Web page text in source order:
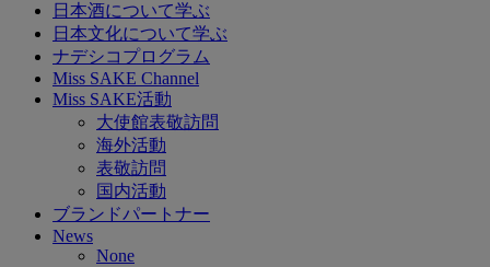
日本酒について学ぶ
日本文化について学ぶ
ナデシコプログラム
Miss SAKE Channel
Miss SAKE活動
大使館表敬訪問
海外活動
表敬訪問
国内活動
ブランドパートナー
News
None